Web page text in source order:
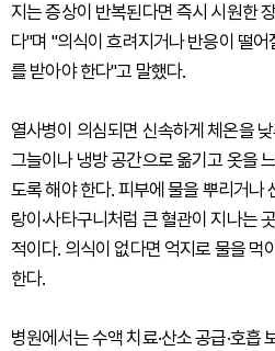
지는 증상이 반복된다면 즉시 시원한
다"며 "의식이 흐려지거나 반응이 떨
를 받아야 한다"고 말했다.
열사병이 의심되면 신속하게 체온을
그늘이나 냉방 공간으로 옮기고 옷을
도록 해야 한다. 피부에 물을 뿌리거나
랑이·사타구니처럼 큰 혈관이 지나는
적이다. 의식이 없다면 억지로 물을 먹
한다.
병원에서는 수액 치료·산소 공급·호흡